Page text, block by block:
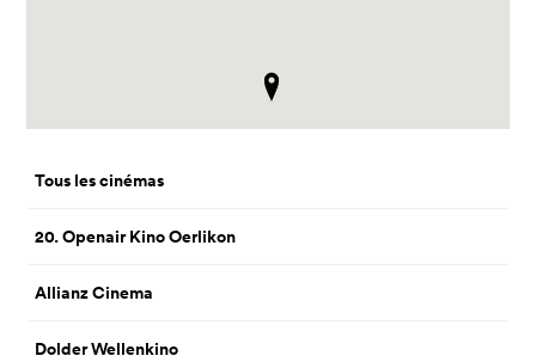
Tous les cinémas
20. Openair Kino Oerlikon
Allianz Cinema
Dolder Wellenkino